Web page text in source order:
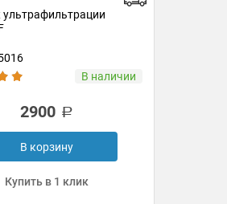
В наличии
2900
В корзину
Купить в 1 клик